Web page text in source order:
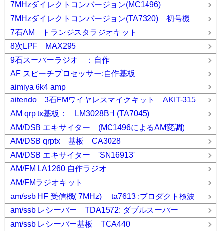
7MHzダイレクトコンバージョン(MC1496)
7MHzダイレクトコンバージョン(TA7320) 初号機
7石AM トランジスタラジオキット
8次LPF MAX295
9石スーパーラジオ ：自作
AF スピーチプロセッサー:自作基板
aimiya 6k4 amp
aitendo 3石FMワイヤレスマイクキット AKIT-315
AM qrp tx基板： LM3028BH (TA7045)
AM/DSB エキサイター (MC1496によるAM変調)
AM/DSB qrptx 基板 CA3028
AM/DSB エキサイター 'SN16913'
AM/FM LA1260 自作ラジオ
AM/FMラジオキット
am/ssb HF 受信機( 7MHz) ta7613 :プロダクト検波
am/ssb レシーバー TDA1572: ダブルスーパー
am/ssb レシーバー基板 TCA440